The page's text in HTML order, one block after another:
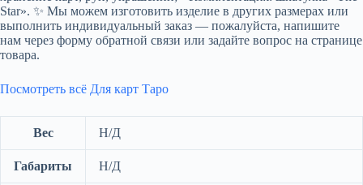
Star». ✨ Мы можем изготовить изделие в других размерах или
выполнить индивидуальный заказ — пожалуйста, напишите
нам через форму обратной связи или задайте вопрос на странице
товара.
Посмотреть всё Для карт Таро
Вес Н/Д
Габариты Н/Д